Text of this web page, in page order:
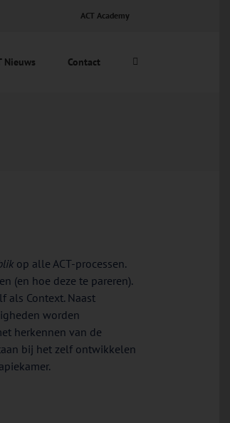
ACT Academy
Nieuws Contact
op alle ACT-processen.
(en hoe deze te pareren).
als Context. Naast
worden
herkennen van de
bij het zelf ontwikkelen